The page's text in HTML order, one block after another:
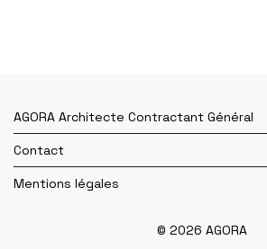
AGORA Architecte Contractant Général
Contact
Mentions légales
© 2026 AGORA